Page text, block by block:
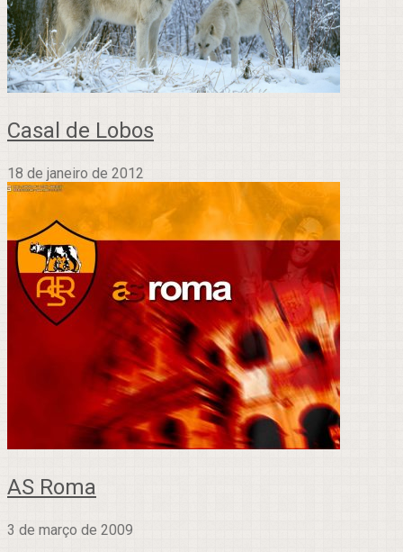
Casal de Lobos
18 de janeiro de 2012
AS Roma
3 de março de 2009